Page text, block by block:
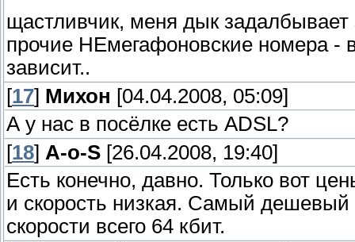
щастливчик, меня дык
прочие НЕмегафоновские номера -
зависит..
[17] Михон [04.04.2008, 05:09]
А у нас в посёлке есть ADSL?
[18] A-o-S [26.04.2008, 19:40]
Есть конечно, давно. Только вот
и скорость низкая. Самый
скорости всего 64 кбит.